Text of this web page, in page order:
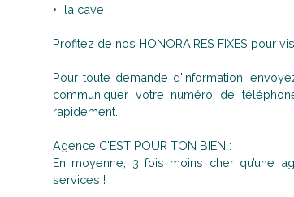
la cave
Profitez de nos HONORAIRES FIXES pour
Pour toute demande d'information,
communiquer votre numéro de
rapidement.
Agence C'EST POUR TON BIEN :
En moyenne, 3 fois moins cher qu’une
services !